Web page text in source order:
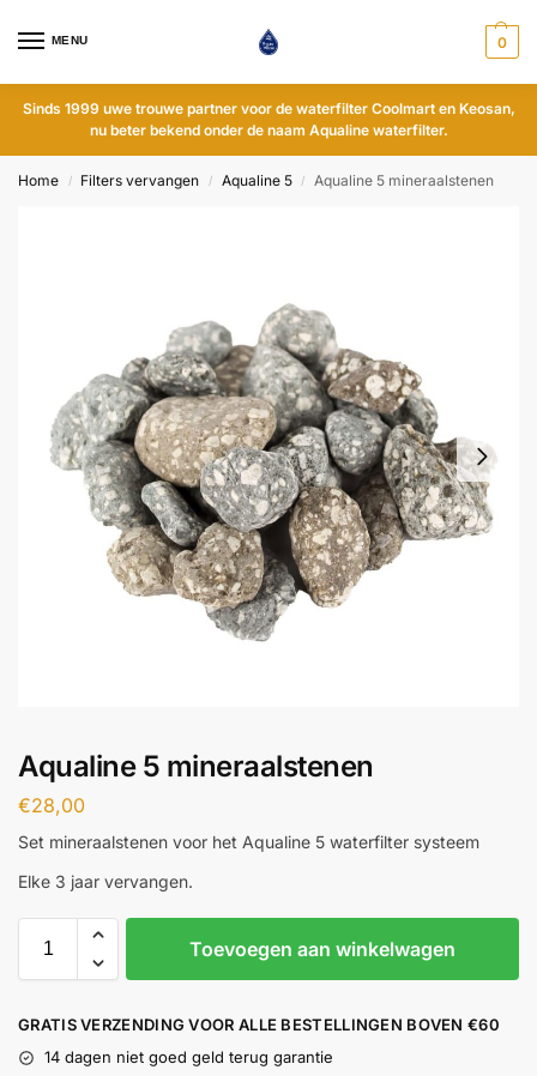
MENU 0
Sinds 1999 uwe trouwe partner voor de waterfilter Coolmart en Keosan,
nu beter bekend onder de naam Aqualine waterfilter.
Home / Filters vervangen / Aqualine 5 / Aqualine 5 mineraalstenen
Aqualine 5 mineraalstenen
€28,00
Set mineraalstenen voor het Aqualine 5 waterfilter systeem
Elke 3 jaar vervangen.
Toevoegen aan winkelwagen
GRATIS VERZENDING VOOR ALLE BESTELLINGEN BOVEN €60
14 dagen niet goed geld terug garantie